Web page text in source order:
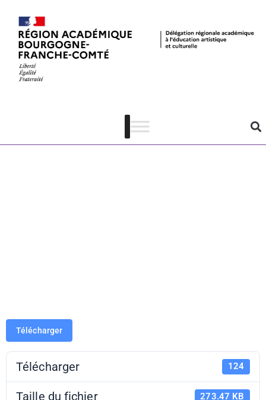
Programme
académique de
formation EAC
Télécharger
Télécharger 124
Taille du fichier 273.47 KB